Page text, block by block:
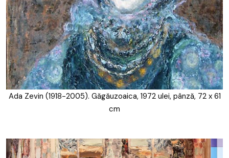
Ada Zevin (1918-2005). Găgăuzoaica, 1972 ulei, pânză, 72 x 61
cm